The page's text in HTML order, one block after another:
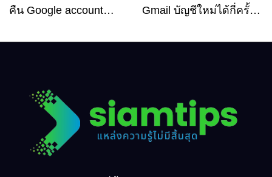
คืน Google account
Gmail บัญชีใหม่ได้กี่ครั้ง?